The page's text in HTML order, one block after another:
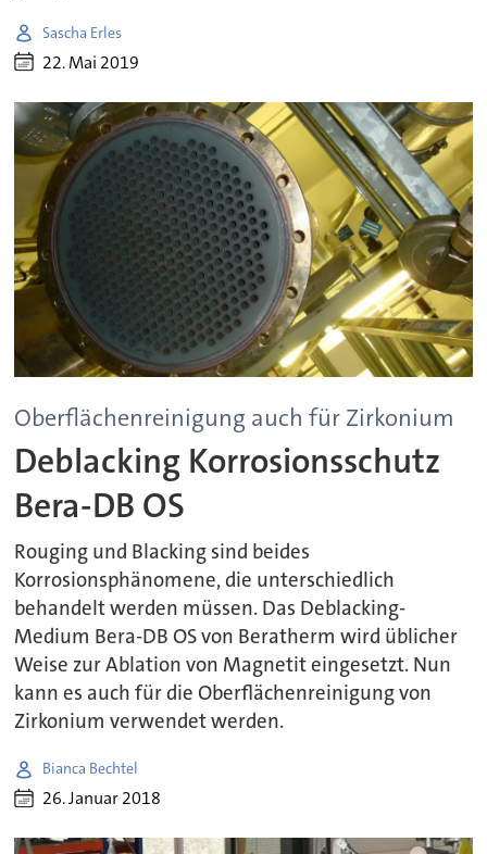
Sascha Erles
22. Mai 2019
Oberflächenreinigung auch für Zirkonium
Deblacking Korrosionsschutz
Bera-DB OS
Rouging und Blacking sind beides
Korrosionsphänomene, die unterschiedlich
behandelt werden müssen. Das Deblacking-
Medium Bera-DB OS von Beratherm wird üblicher
Weise zur Ablation von Magnetit eingesetzt. Nun
kann es auch für die Oberflächenreinigung von
Zirkonium verwendet werden.
Bianca Bechtel
26. Januar 2018